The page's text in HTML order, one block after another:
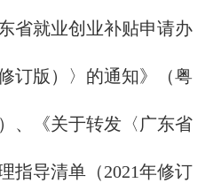
省就业创业补贴申请办
订版）〉的通知》（粤
、《关于转发〈广东省
指导清单（2021年修订